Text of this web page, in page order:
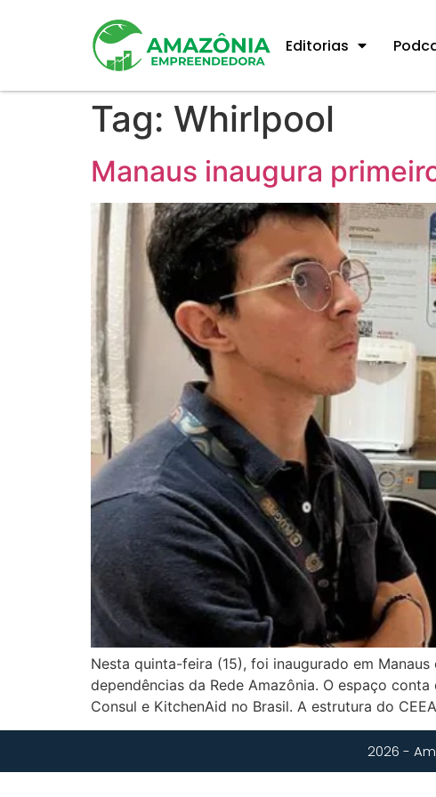
Editorias
Tag: Whirlpool
Manaus inaugura
Nesta quinta-feira (15), foi inaugurado em
dependências da Rede Amazônia. O espaço
Consul e KitchenAid no Brasil. A estrutura do
2026 -